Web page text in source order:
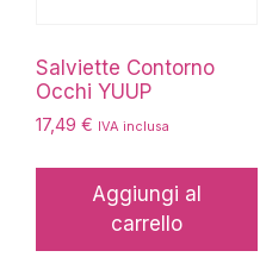
Salviette Contorno
Occhi YUUP
17,49 € IVA inclusa
Aggiungi al
carrello